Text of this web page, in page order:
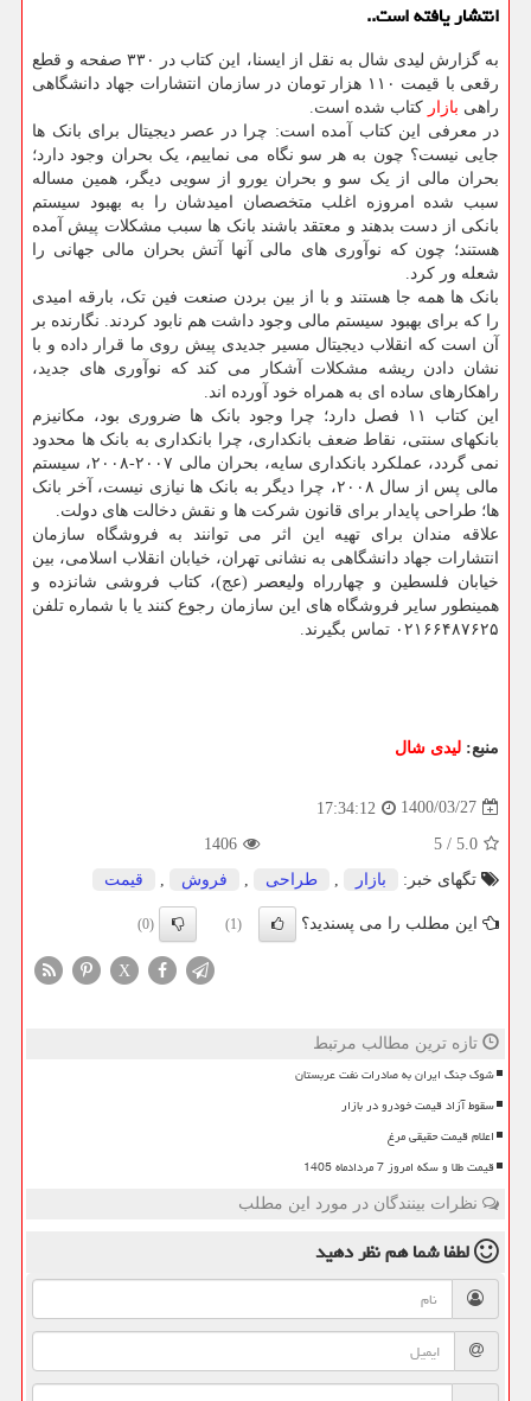
انتشار یافته است..
به گزارش لیدی شال به نقل از ایسنا، این کتاب در ۳۳۰ صفحه و قطع
رقعی با قیمت ۱۱۰ هزار تومان در سازمان انتشارات جهاد دانشگاهی
راهی بازار کتاب شده است.
در معرفی این کتاب آمده است: چرا در عصر دیجیتال برای بانک ها
جایی نیست؟ چون به هر سو نگاه می نماییم، یک بحران وجود دارد؛
بحران مالی از یک سو و بحران یورو از سویی دیگر، همین مساله
سبب شده امروزه اغلب متخصصان امیدشان را به بهبود سیستم
بانکی از دست بدهند و معتقد باشند بانک ها سبب مشکلات پیش آمده
هستند؛ چون که نوآوری های مالی آنها آتش بحران مالی جهانی را
شعله ور کرد.
بانک ها همه جا هستند و با از بین بردن صنعت فین تک، بارقه امیدی
را که برای بهبود سیستم مالی وجود داشت هم نابود کردند. نگارنده بر
آن است که انقلاب دیجیتال مسیر جدیدی پیش روی ما قرار داده و با
نشان دادن ریشه مشکلات آشکار می کند که نوآوری های جدید،
راهکارهای ساده ای به همراه خود آورده اند.
این کتاب ۱۱ فصل دارد؛ چرا وجود بانک ها ضروری بود، مکانیزم
بانکهای سنتی، نقاط ضعف بانکداری، چرا بانکداری به بانک ها محدود
نمی گردد، عملکرد بانکداری سایه، بحران مالی ۲۰۰۷-۲۰۰۸، سیستم
مالی پس از سال ۲۰۰۸، چرا دیگر به بانک ها نیازی نیست، آخر بانک
ها؛ طراحی پایدار برای قانون شرکت ها و نقش دخالت های دولت.
علاقه مندان برای تهیه این اثر می توانند به فروشگاه سازمان
انتشارات جهاد دانشگاهی به نشانی تهران، خیابان انقلاب اسلامی، بین
خیابان فلسطین و چهارراه ولیعصر (عج)، کتاب فروشی شانزده و
همینطور سایر فروشگاه های این سازمان رجوع کنند یا با شماره تلفن
۰۲۱۶۶۴۸۷۶۲۵ تماس بگیرند.
منبع: لیدی شال
1400/03/27
17:34:12
5.0
/
5
1406
تگهای خبر:
بازار , طراحی , فروش , قیمت
این مطلب را می پسندید؟ (1)
(0)
X
تازه ترین مطالب مرتبط
شوک جنگ ایران به صادرات نفت عربستان
سقوط آزاد قیمت خودرو در بازار
اعلام قیمت حقیقی مرغ
قیمت طلا و سکه امروز 7 مردادماه 1405
نظرات بینندگان در مورد این مطلب
لطفا شما همنظر دهید